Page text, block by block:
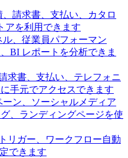
、請求書、支払い、カタロ
アを利用できます
ル、従業員パフォーマン
BI レポートを分析できま
求書、支払い、テレフォニ
手元でアクセスできます
ーン、ソーシャルメディア
、ランディングページを使
リガー、ワークフロー自動
できます